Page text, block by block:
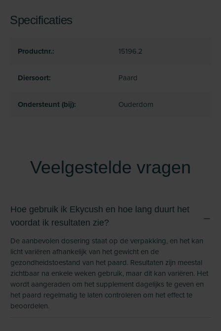
Specificaties
Productnr.: 15196.2
Diersoort: Paard
Ondersteunt (bij): Ouderdom
Veelgestelde vragen
Hoe gebruik ik Ekycush en hoe lang duurt het
voordat ik resultaten zie?
De aanbevolen dosering staat op de verpakking, en het kan
licht variëren afhankelijk van het gewicht en de
gezondheidstoestand van het paard. Resultaten zijn meestal
zichtbaar na enkele weken gebruik, maar dit kan variëren. Het
wordt aangeraden om het supplement dagelijks te geven en
het paard regelmatig te laten controleren om het effect te
beoordelen.